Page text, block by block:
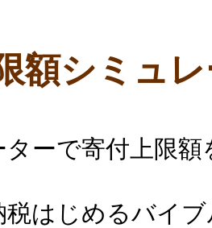
額シミュ
ターで寄付上限
はじめるバイ